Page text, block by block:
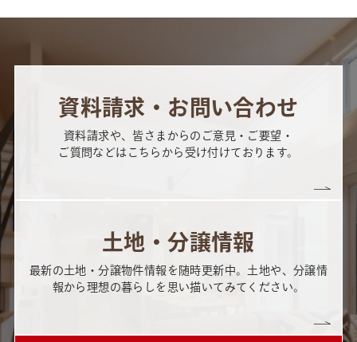
資料請求・お問い合わせ
資料請求や、皆さまからのご意見・ご要望・
ご質問などはこちらから受け付けております。
土地・分譲情報
最新の土地・分譲物件情報を随時更新中。土地や、分譲情
報から理想の暮らしを思い描いてみてください。